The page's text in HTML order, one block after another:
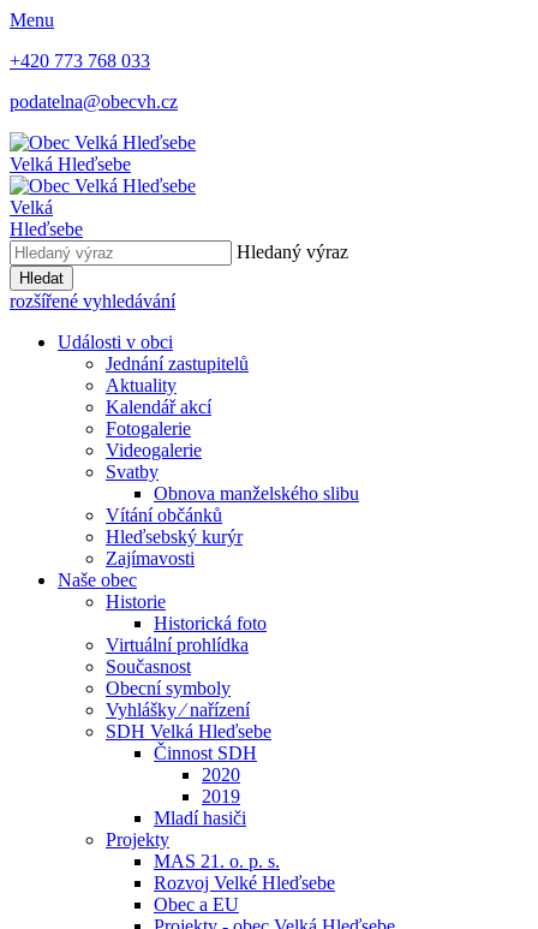
Menu
+420 773 768 033
podatelna@obecvh.cz
Velká Hleďsebe
Velká
Hleďsebe
Hledaný výraz
Hledat
rozšířené vyhledávání
Události v obci
Jednání zastupitelů
Aktuality
Kalendář akcí
Fotogalerie
Videogalerie
Svatby
Obnova manželského slibu
Vítání občánků
Hleďsebský kurýr
Zajímavosti
Naše obec
Historie
Historická foto
Virtuální prohlídka
Současnost
Obecní symboly
Vyhlášky ⁄ nařízení
SDH Velká Hleďsebe
Činnost SDH
2020
2019
Mladí hasiči
Projekty
MAS 21. o. p. s.
Rozvoj Velké Hleďsebe
Obec a EU